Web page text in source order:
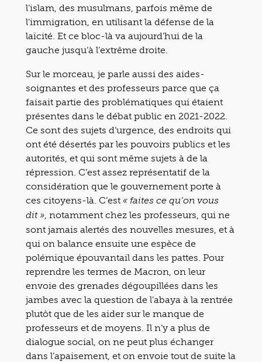
l’islam, des musulmans, parfois même de
l’immigration, en utilisant la défense de la
laïcité. Et ce bloc-là va aujourd’hui de la
gauche jusqu’à l’extrême droite.
Sur le morceau, je parle aussi des aides-
soignantes et des professeurs parce que ça
faisait partie des problématiques qui étaient
présentes dans le débat public en 2021-2022.
Ce sont des sujets d’urgence, des endroits qui
ont été désertés par les pouvoirs publics et les
autorités, et qui sont même sujets à de la
répression. C’est assez représentatif de la
considération que le gouvernement porte à
ces citoyens-là. C’est « faites ce qu’on vous
dit » , notamment chez les professeurs, qui ne
sont jamais alertés des nouvelles mesures, et à
qui on balance ensuite une espèce de
polémique épouvantail dans les pattes. Pour
reprendre les termes de Macron, on leur
envoie des grenades dégoupillées dans les
jambes avec la question de l’abaya à la rentrée
plutôt que de les aider sur le manque de
professeurs et de moyens. Il n’y a plus de
dialogue social, on ne peut plus échanger
dans l’apaisement, et on envoie tout de suite la